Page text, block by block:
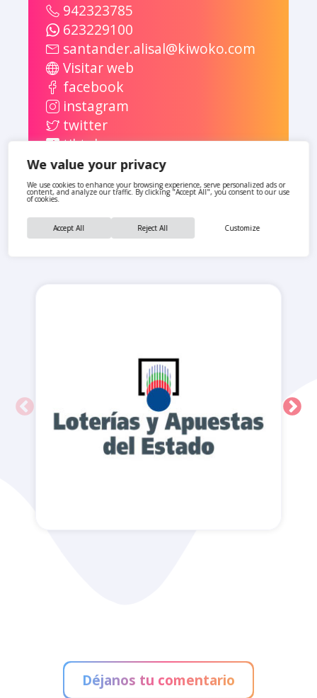
We value your privacy
We use cookies to enhance your browsing experience, serve personalized ads or
content, and analyze our traffic. By clicking "Accept All", you consent to our use
of cookies.
Customize
Reject All
Accept All
942323785
623229100
santander.alisal@kiwoko.com
Visitar web
facebook
instagram
twitter
tiktok
También te pueden interesar
Déjanos tu comentario